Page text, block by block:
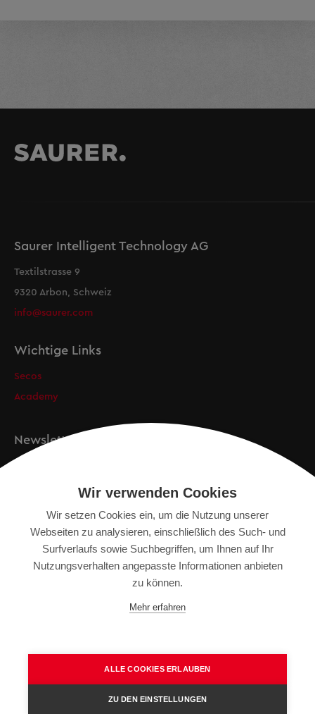
Saurer Intelligent Technology AG
Textilstrasse 9
9320 Arbon, Schweiz
info@saurer.com
Wichtige Links
Secos
Academy
Newsletter
IMPRESSUM
SITEMAP
DATENSCHUTZERKLÄRUNG
Wir verwenden Cookies
Wir setzen Cookies ein, um die Nutzung unserer
Webseiten zu analysieren, einschließlich des Such- und
Surfverlaufs sowie Suchbegriffen, um Ihnen auf Ihr
Nutzungsverhalten angepasste Informationen anbieten
zu können.
Mehr erfahren
ALLE COOKIES ERLAUBEN
ZU DEN EINSTELLUNGEN